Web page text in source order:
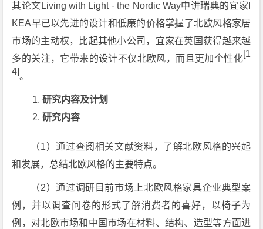
其论文Living with Light - the Nordic Way中讲瑞典的宜家I
KEA早已以先进的设计和低廉的价格掌握了北欧风格家居
市场的主动权，比起其他小公司，宜家在英国获得越来越
多的关注，它带来的设计不仅北欧风，而且更加个性化[1
4]。
研究内容及计划
研究内容
（1）通过查阅相关文献资料，了解北欧风格的兴起
和发展，总结北欧风格的主要特点。
（2）通过调研目前市场上北欧风格家具企业典型案
例，并以调查问卷的形式了解消费者的喜好，以椅子为
例，对北欧市场和中国市场在材料、结构、造型等方面进